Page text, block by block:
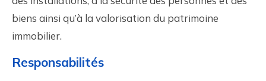
biens ainsi qu’à la valorisation du patrimoine
immobilier.
Responsabilités